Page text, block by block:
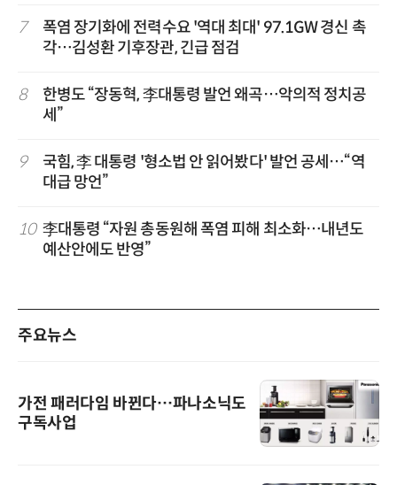
7
폭염 장기화에 전력수요 '역대 최대' 97.1GW 경신 촉
각…김성환 기후장관, 긴급 점검
8
한병도 “장동혁, 李대통령 발언 왜곡…악의적 정치공
세”
9
국힘, 李 대통령 '형소법 안 읽어봤다' 발언 공세…“역
대급 망언”
10 李대통령 “자원 총동원해 폭염 피해 최소화…내년도
예산안에도 반영”
주요뉴스
가전 패러다임 바뀐다…파나소닉도
구독사업